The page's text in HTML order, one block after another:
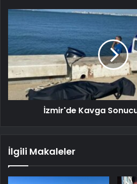
İzmir'de Kavga
İlgili Makaleler